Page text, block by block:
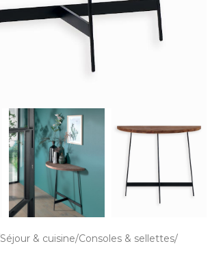
Séjour & cuisine Consoles & sellettes